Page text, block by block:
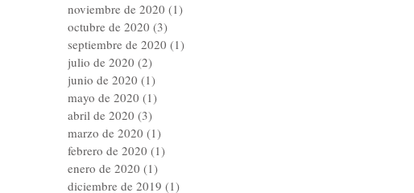
noviembre de 2020 (1)
octubre de 2020 (3)
septiembre de 2020 (1)
julio de 2020 (2)
junio de 2020 (1)
mayo de 2020 (1)
abril de 2020 (3)
marzo de 2020 (1)
febrero de 2020 (1)
enero de 2020 (1)
diciembre de 2019 (1)